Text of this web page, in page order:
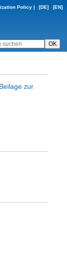
Policy | [DE] [EN]
zur